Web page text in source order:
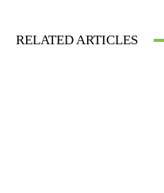
RELATED ARTICLES